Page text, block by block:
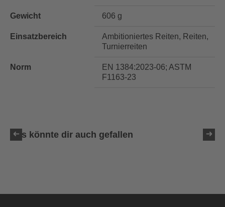
Gewicht 606 g
Einsatzbereich
Ambitioniertes Reiten, Reiten,
Turnierreiten
Norm
EN 1384:2023-06; ASTM
F1163-23
Das könnte dir auch gefallen